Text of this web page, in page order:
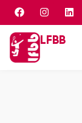
Panneau de
LFBB